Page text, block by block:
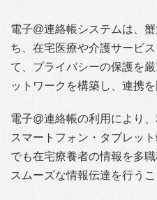
電子@連絡帳システムは、
ち、在宅医療や介護サービ
て、プライバシーの保護を
ットワークを構築し、連携
電子@連絡帳の利用により
スマートフォン・タブレッ
でも在宅療養者の情報を多
スムーズな情報伝達を行うこ